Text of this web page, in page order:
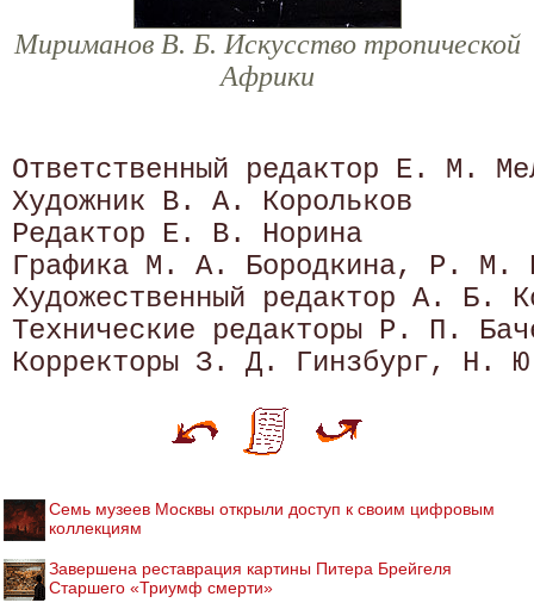
Мириманов В. Б. Искусство тропической
Африки
Ответственный редактор Е. М.
Художник В. А. Корольков
Редактор Е. В. Норина
Графика М. А. Бородкина, P. M.
Художественный редактор А. Б.
Технические редакторы Р. П.
Семь музеев Москвы открыли доступ к своим цифровым
коллекциям
Завершена реставрация картины Питера Брейгеля
Старшего «Триумф смерти»